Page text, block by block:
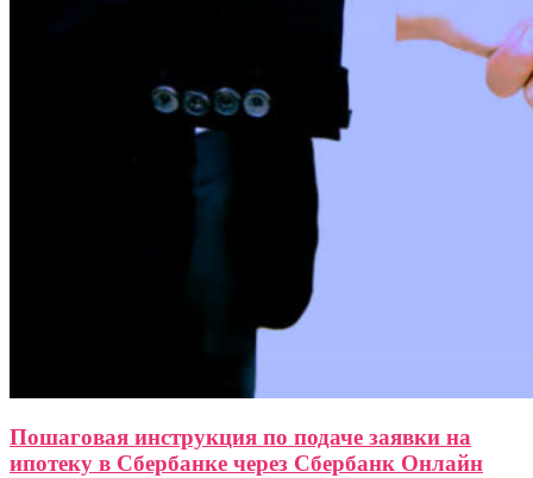
Пошаговая инструкция по подаче заявки на
ипотеку в Сбербанке через Сбербанк Онлайн